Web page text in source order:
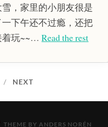
，家里的小朋友很是
下午还不过瘾，还把
着玩~~…Read the rest
NEXT
THEME BY ANDERS NORÉN